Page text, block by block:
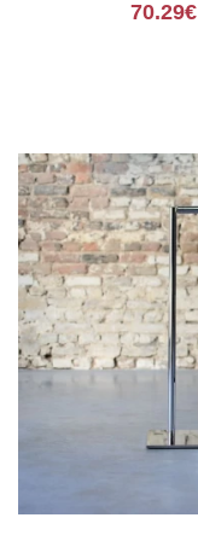
70.29€